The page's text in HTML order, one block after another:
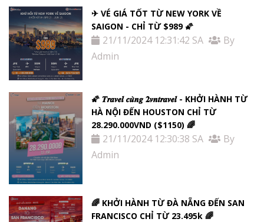
✈ VÉ GIÁ TỐT TỪ NEW YORK VỀ
SAIGON - CHỈ TỪ $989 🌠
21/11/2024 12:31:42 SA
By
Admin
🌠 𝑻𝒓𝒂𝒗𝒆𝒍 𝒄𝒖̀𝒏𝒈 𝟐𝒗𝒏𝒕𝒓𝒂𝒗𝒆𝒍 - KHỞI HÀNH TỪ
HÀ NỘI ĐẾN HOUSTON CHỈ TỪ
28.290.000VND ($1150) 🌈
21/11/2024 12:30:38 SA
By
Admin
🌈 KHỞI HÀNH TỪ ĐÀ NẴNG ĐẾN SAN
FRANCISCO CHỈ TỪ 23.495k 🌈